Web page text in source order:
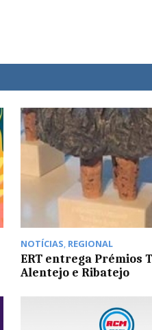
NOTÍCIAS, REGIONAL
ERT entrega Prémios
Alentejo e Ribatejo